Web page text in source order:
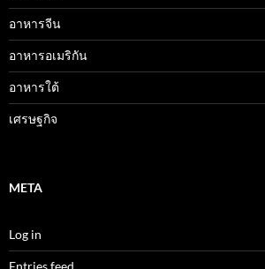
อาหารจีน
อาหารอเมริกัน
อาหารใต้
เศรษฐกิจ
META
Log in
Entries feed